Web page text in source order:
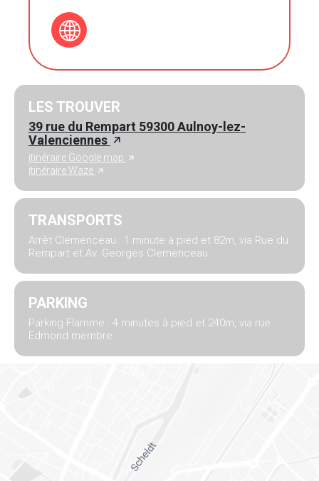
LES TROUVER
39 rue du Rempart 59300 Aulnoy-lez-
Valenciennes
itinéraire Google map
itinéraire Waze
TRANSPORTS
Arrêt Clemenceau : 1 minute à pied et 82m, via Rue du
Rempart et Av. Georges Clemenceau.
PARKING
Parking Flamme : 4 minutes à pied et 240m, via rue
Edmond membre.